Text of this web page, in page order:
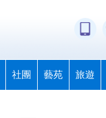
社團 藝苑 旅遊